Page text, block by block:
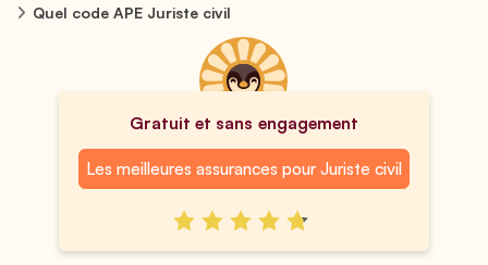
Quel code APE Juriste civil
Gratuit et sans engagement
Les meilleures assurances pour Juriste civil